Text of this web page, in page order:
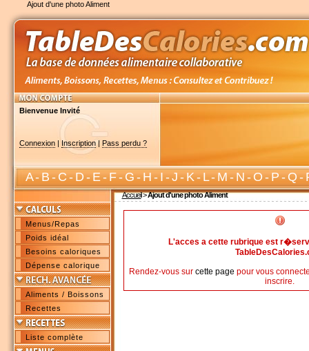
Ajout d'une photo Aliment
Bienvenue Invité
Connexion| Inscription| Pass perdu ?
A-B-C-D-E-F-G-H-I-J-K-L-M-N-O-P-Q-
Accueil>Ajout d'une photo Aliment
Menus/Repas
Poids idéal
Besoins caloriques
Dépense calorique
Aliments / Boissons
Recettes
Liste complète
L'acces a cette rubrique est
Rendez-vous sur cette page pour vous
inscrire.